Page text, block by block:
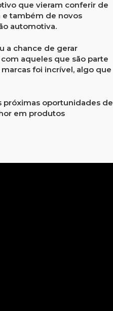
que vieram conferir de
e também de novos
automotiva.
a chance de gerar
aqueles que são parte
foi incrível, algo que
próximas oportunidades de
em produtos